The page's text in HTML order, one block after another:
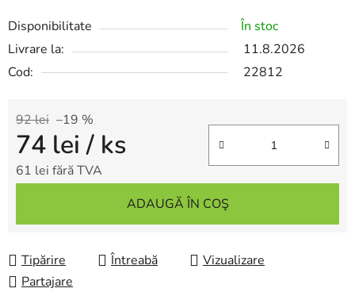
Disponibilitate
În stoc
Livrare la:
11.8.2026
Cod:
22812
92 lei –19 %
74 lei/ ks
61 lei fără TVA
ADAUGĂ ÎN COŞ
Tipărire Întreabă
Vizualizare
Partajare